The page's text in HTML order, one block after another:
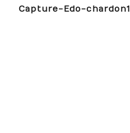
Capture-Edo-chardon1